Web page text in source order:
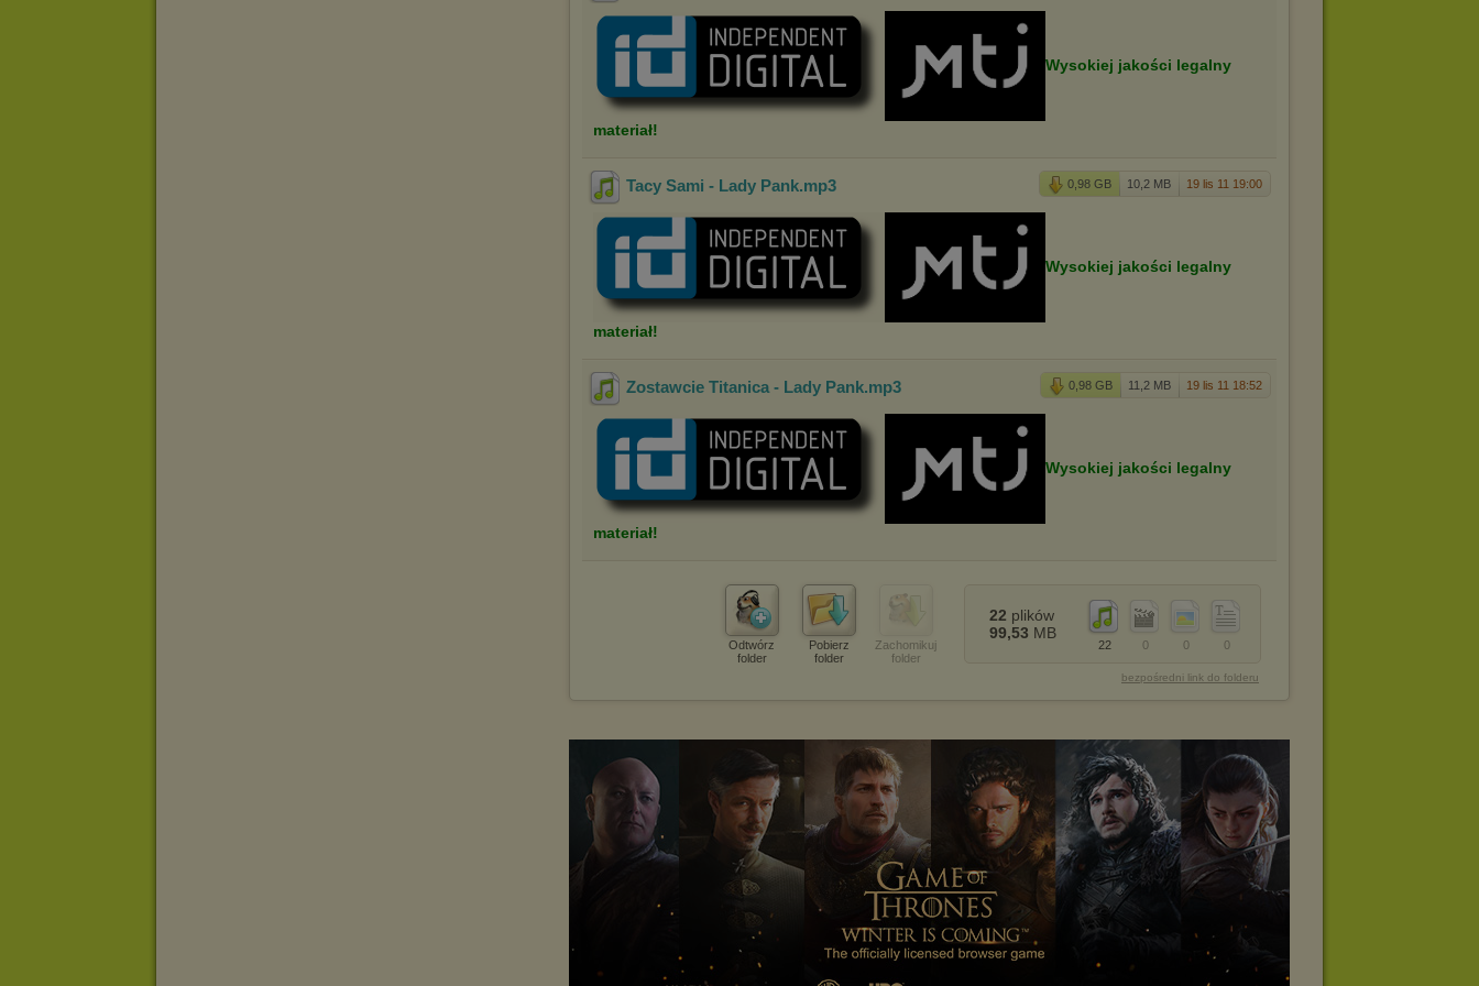
Wysokiej jakości legalny
materiał!
0,98 GB 10,2 MB 19 lis 11 19:00
Tacy Sami - Lady Pank.mp3
Wysokiej jakości legalny
materiał!
0,98 GB 11,2 MB 19 lis 11 18:52
Zostawcie Titanica - Lady Pank.mp3
Wysokiej jakości legalny
materiał!
Odtwórz
folder
Pobierz
folder
Zachomikuj
folder
0
0
0
22
22 plików
99,53 MB
bezpośredni link do folderu